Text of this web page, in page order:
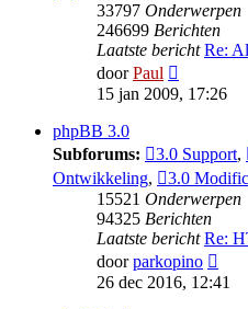
33797 Onderwerpen
246699 Berichten
Laatste bericht Re:
doorPaul
laatste
bericht
15 jan 2009, 17:26
phpBB 3.0
Subforums:
3.0 Support,
Ontwikkeling, 3.0
15521 Onderwerpen
94325 Berichten
Laatste bericht Re:
doorparkopino
26 dec 2016, 12:41